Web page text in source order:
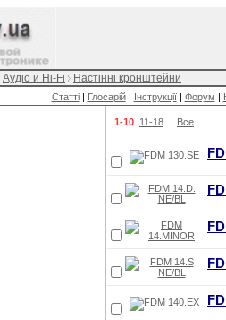
Аудіо и Hi-Fi Настінні кронштейни
Статті| Глосарій| Інструкції| Форум |
1-10 11-18 Все